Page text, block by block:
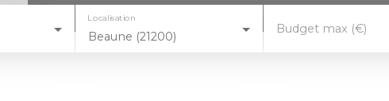
Beaune (21200)
Localisation
Budget max (€)